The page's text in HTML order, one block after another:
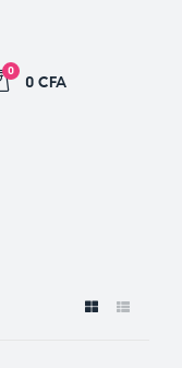
0
0 CFA